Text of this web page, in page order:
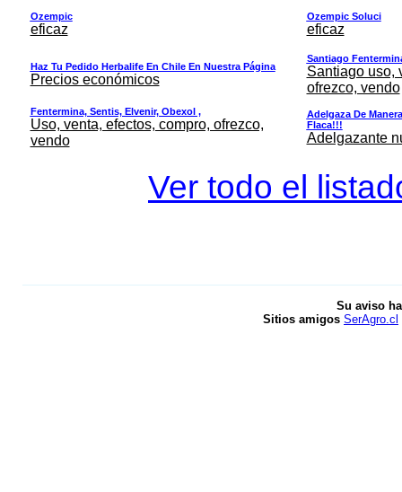
Ozempic
eficaz
Ozempic Soluci
eficaz
Haz Tu Pedido Herbalife En Chile En Nuestra Página
Precios económicos
Santiago
Santiago uso,
ofrezco, vendo
Fentermina, Sentis, Elvenir, Obexol ,
Uso, venta, efectos, compro, ofrezco,
vendo
Adelgaza De
Flaca!!!
Adelgazante
Ver todo el
Su aviso
Sitios amigos SerAgro.cl